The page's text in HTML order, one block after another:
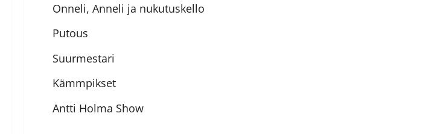
Onneli, Anneli ja nukutuskello
Putous
Suurmestari
Kämmpikset
Antti Holma Show